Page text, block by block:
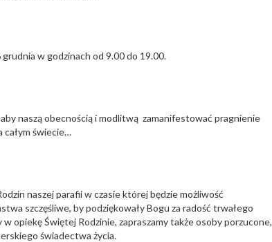
w godzinach od 9.00 do 19.00.
naszą obecnością i modlitwą zamanifestować pragnienie
całym świecie…
naszej parafii w czasie której będzie możliwość
szczęśliwe, by podziękowały Bogu za radość trwałego
opiekę Świętej Rodzinie, zapraszamy także osoby porzucone,
świadectwa życia.